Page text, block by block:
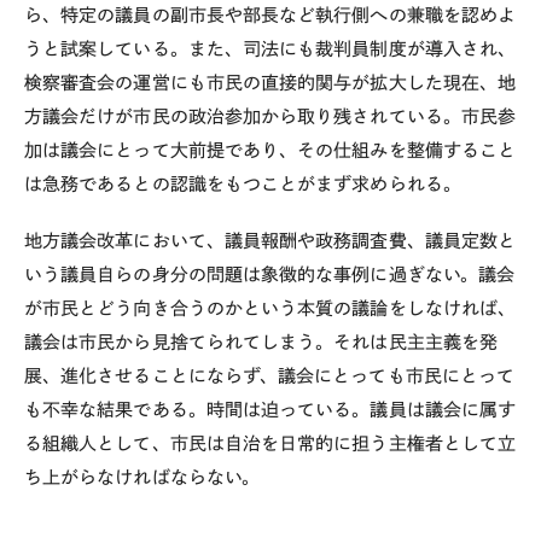
ら、特定の議員の副市長や部長など執行側への兼職を認めよ
うと試案している。また、司法にも裁判員制度が導入され、
検察審査会の運営にも市民の直接的関与が拡大した現在、地
方議会だけが市民の政治参加から取り残されている。市民参
加は議会にとって大前提であり、その仕組みを整備すること
は急務であるとの認識をもつことがまず求められる。
地方議会改革において、議員報酬や政務調査費、議員定数と
いう議員自らの身分の問題は象徴的な事例に過ぎない。議会
が市民とどう向き合うのかという本質の議論をしなければ、
議会は市民から見捨てられてしまう。それは民主主義を発
展、進化させることにならず、議会にとっても市民にとって
も不幸な結果である。時間は迫っている。議員は議会に属す
る組織人として、市民は自治を日常的に担う主権者として立
ち上がらなければならない。